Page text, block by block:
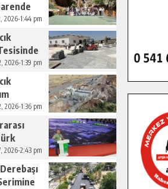
2026-1:44 pm
2026-1:39 pm
2026-1:36 pm
2026-2:43 pm